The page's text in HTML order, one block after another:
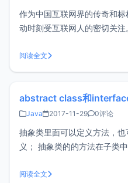
作为中国互联网界的传奇和
动时刻受互联网人的密切关
大厂的一员成了许多互联网人
历、高薪资、大厂光环、好
阅读全文
abstract class和
Java 2017-11-29 0评论
抽象类里面可以定义方法，
义； 抽象类的的方法在子类
口的对比参数抽象类接口默认
阅读全文